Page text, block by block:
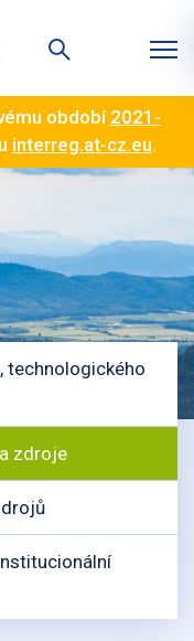
období2021-
interreg.at-cz.eu.
technologického
zdroje